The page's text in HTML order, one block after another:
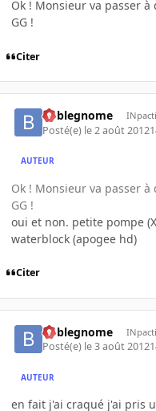
Ok ! Monsieur va passer
GG !
Citer
boblegnome
Posté(e) le 2 août 2012
AUTEUR
Ok ! Monsieur va passer
GG !
oui et non. petite pompe
waterblock (apogee hd)
Citer
boblegnome
Posté(e) le 3 août 2012
AUTEUR
en fait j'ai craqué j'ai pris